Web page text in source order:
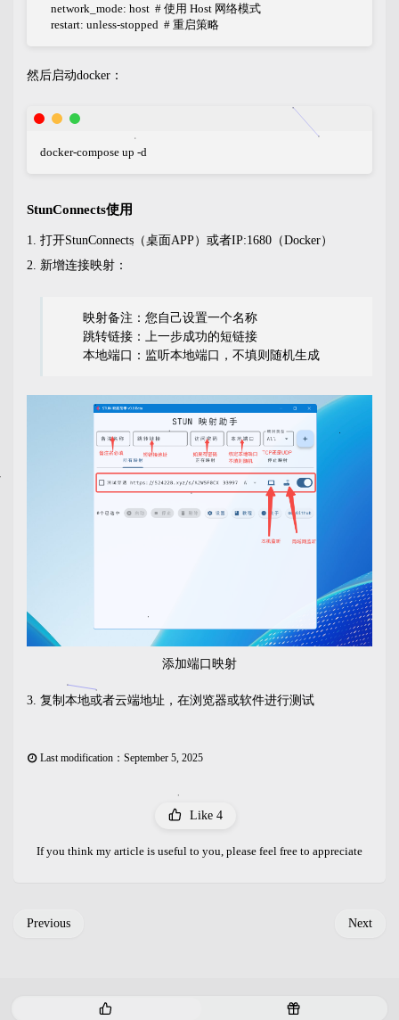
    network_mode: host  # 使用 Host 网络模式
    restart: unless-stopped  # 重启策略
然后启动docker：
docker-compose up -d
StunConnects使用
打开StunConnects（桌面APP）或者IP:1680（Docker）
新增连接映射：
映射备注：您自己设置一个名称
跳转链接：上一步成功的短链接
本地端口：监听本地端口，不填则随机生成
添加端口映射
复制本地或者云端地址，在浏览器或软件进行测试
Last modification：September 5, 2025
Like 4
If you think my article is useful to you, please feel free to appreciate
Next
Previous
P
R